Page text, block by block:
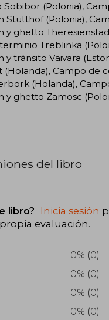
(Polonia),
Stutthof (Polonia),
y ghetto
Treblinka
y tránsito Vaivara
(Holanda), Campo de
(Holanda),
y ghetto Zamosc
del libro
libro? Inicia sesión
evaluación.
0% (0)
0% (0)
0% (0)
0% (0)